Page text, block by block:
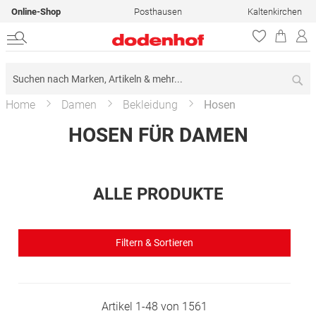
Online-Shop Posthausen Kaltenkirchen
Home Damen Bekleidung Hosen
HOSEN FÜR DAMEN
ALLE PRODUKTE
Filtern & Sortieren
Artikel 1-48 von 1561